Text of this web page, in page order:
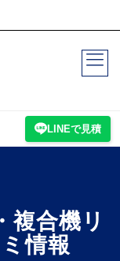
LINEで見積
複合機リ
情報